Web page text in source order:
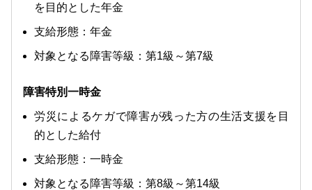
を目的とした年金
支給形態：年金
対象となる障害等級：第1級～第7級
障害特別一時金
労災によるケガで障害が残った方の生活支援を目
的とした給付
支給形態：一時金
対象となる障害等級：第8級～第14級